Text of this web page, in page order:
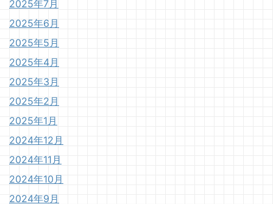
2025年7月
2025年6月
2025年5月
2025年4月
2025年3月
2025年2月
2025年1月
2024年12月
2024年11月
2024年10月
2024年9月